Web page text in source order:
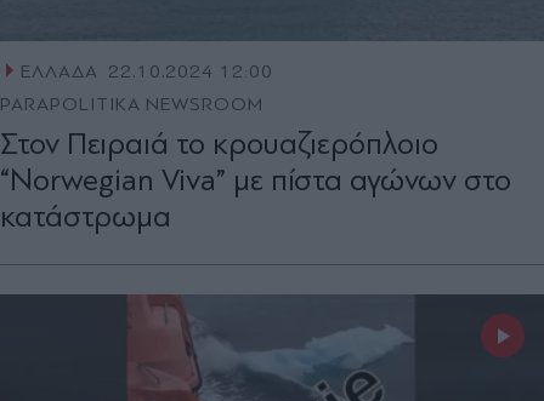
ΕΛΛΑΔΑ 22.10.2024 12:00
PARAPOLITIKA NEWSROOM
Στον Πειραιά το κρουαζιερόπλοιο
“Norwegian Viva” με πίστα αγώνων στο
κατάστρωμα